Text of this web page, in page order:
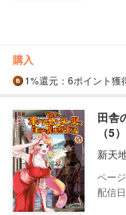
購入
1%還元 ：6ポイント獲
田舎
（5）
新天
配信